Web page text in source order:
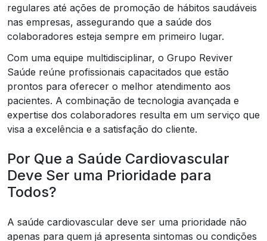
regulares até ações de promoção de hábitos saudáveis
nas empresas, assegurando que a saúde dos
colaboradores esteja sempre em primeiro lugar.
Com uma equipe multidisciplinar, o Grupo Reviver
Saúde reúne profissionais capacitados que estão
prontos para oferecer o melhor atendimento aos
pacientes. A combinação de tecnologia avançada e
expertise dos colaboradores resulta em um serviço que
visa a excelência e a satisfação do cliente.
Por Que a Saúde Cardiovascular
Deve Ser uma Prioridade para
Todos?
A saúde cardiovascular deve ser uma prioridade não
apenas para quem já apresenta sintomas ou condições